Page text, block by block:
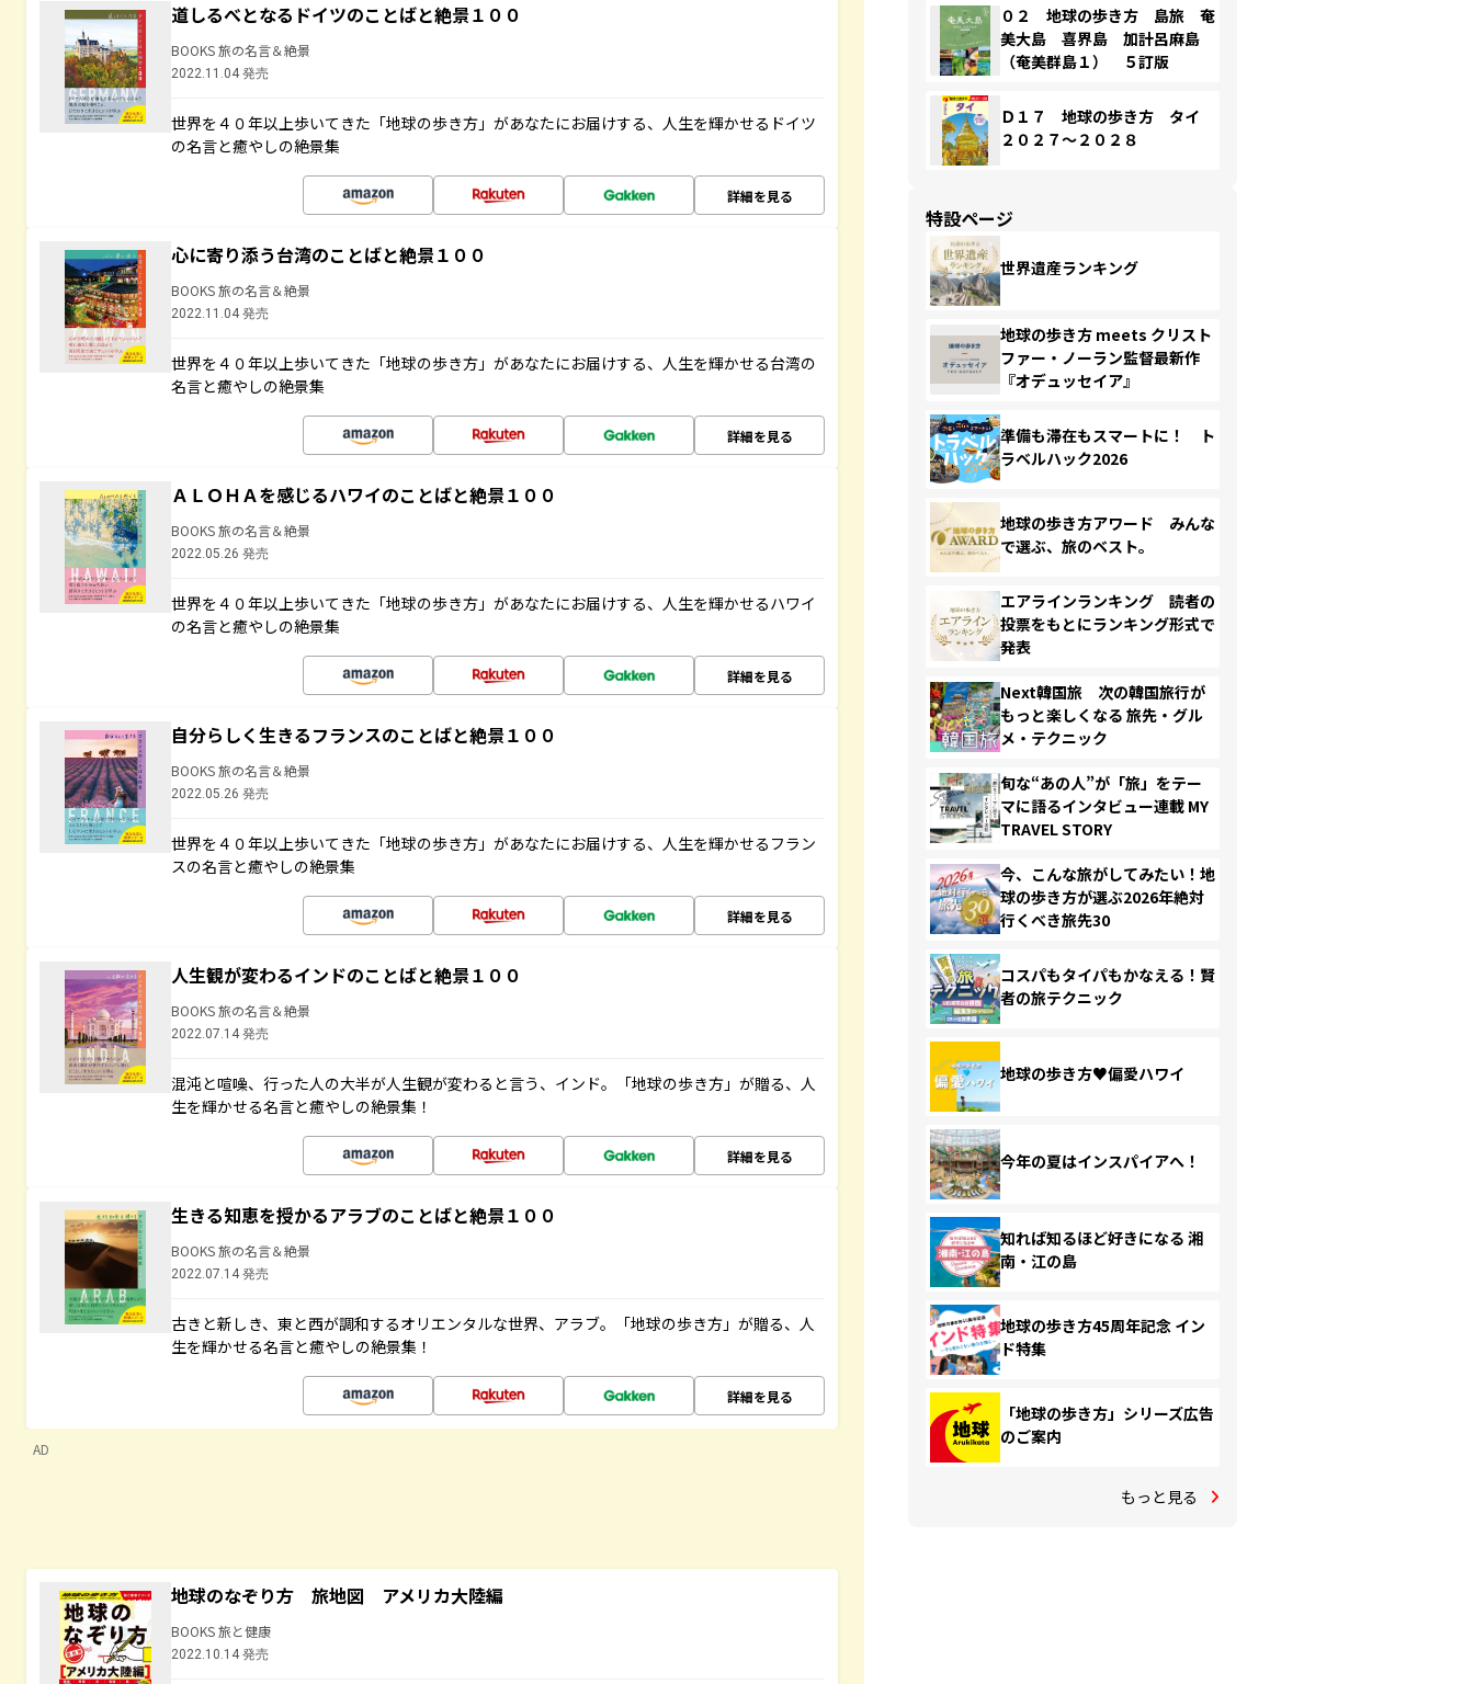
道しるべとなるドイツのことばと絶景１００
BOOKS 旅の名言＆絶景
2022.11.04 発売
世界を４０年以上歩いてきた「地球の歩き方」があなたにお届けする、人生を輝かせるドイツ
の名言と癒やしの絶景集
詳細を見る
心に寄り添う台湾のことばと絶景１００
BOOKS 旅の名言＆絶景
2022.11.04 発売
世界を４０年以上歩いてきた「地球の歩き方」があなたにお届けする、人生を輝かせる台湾の
名言と癒やしの絶景集
詳細を見る
ＡＬＯＨＡを感じるハワイのことばと絶景１００
BOOKS 旅の名言＆絶景
2022.05.26 発売
世界を４０年以上歩いてきた「地球の歩き方」があなたにお届けする、人生を輝かせるハワイ
の名言と癒やしの絶景集
詳細を見る
自分らしく生きるフランスのことばと絶景１００
BOOKS 旅の名言＆絶景
2022.05.26 発売
世界を４０年以上歩いてきた「地球の歩き方」があなたにお届けする、人生を輝かせるフラン
スの名言と癒やしの絶景集
詳細を見る
人生観が変わるインドのことばと絶景１００
BOOKS 旅の名言＆絶景
2022.07.14 発売
混沌と喧噪、行った人の大半が人生観が変わると言う、インド。「地球の歩き方」が贈る、人
生を輝かせる名言と癒やしの絶景集！
詳細を見る
生きる知恵を授かるアラブのことばと絶景１００
BOOKS 旅の名言＆絶景
2022.07.14 発売
古きと新しき、東と西が調和するオリエンタルな世界、アラブ。「地球の歩き方」が贈る、人
生を輝かせる名言と癒やしの絶景集！
詳細を見る
AD
地球のなぞり方 旅地図 アメリカ大陸編
BOOKS 旅と健康
2022.10.14 発売
０２ 地球の歩き方 島旅 奄
美大島 喜界島 加計呂麻島
（奄美群島１） ５訂版
Ｄ１７ 地球の歩き方 タイ
２０２７～２０２８
特設ページ
世界遺産ランキング
地球の歩き方 meets クリスト
ファー・ノーラン監督最新作
『オデュッセイア』
準備も滞在もスマートに！ ト
ラベルハック2026
地球の歩き方アワード みんな
で選ぶ、旅のベスト。
エアラインランキング 読者の
投票をもとにランキング形式で
発表
Next韓国旅 次の韓国旅行が
もっと楽しくなる 旅先・グル
メ・テクニック
旬な“あの人”が「旅」をテー
マに語るインタビュー連載 MY
TRAVEL STORY
今、こんな旅がしてみたい！地
球の歩き方が選ぶ2026年絶対
行くべき旅先30
コスパもタイパもかなえる！賢
者の旅テクニック
地球の歩き方♥偏愛ハワイ
今年の夏はインスパイアへ！
知れば知るほど好きになる 湘
南・江の島
地球の歩き方45周年記念 イン
ド特集
「地球の歩き方」シリーズ広告
のご案内
もっと見る